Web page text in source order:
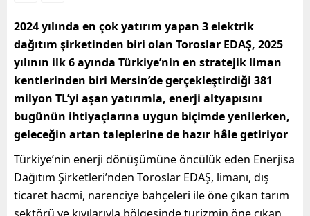
2024 yılında en çok yatırım yapan 3 elektrik
dağıtım şirketinden biri olan Toroslar EDAŞ, 2025
yılının ilk 6 ayında Türkiye’nin en stratejik liman
kentlerinden biri Mersin’de gerçekleştirdiği 381
milyon TL’yi aşan yatırımla, enerji altyapısını
bugünün ihtiyaçlarına uygun biçimde yenilerken,
geleceğin artan taleplerine de hazır hâle getiriyor
Türkiye’nin enerji dönüşümüne öncülük eden Enerjisa
Dağıtım Şirketleri’nden Toroslar EDAŞ, limanı, dış
ticaret hacmi, narenciye bahçeleri ile öne çıkan tarım
sektörü ve kıyılarıyla bölgesinde turizmin öne çıkan